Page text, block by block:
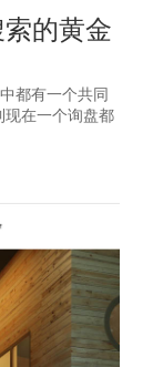
的黄金
都有一个共同
现在一个询盘都